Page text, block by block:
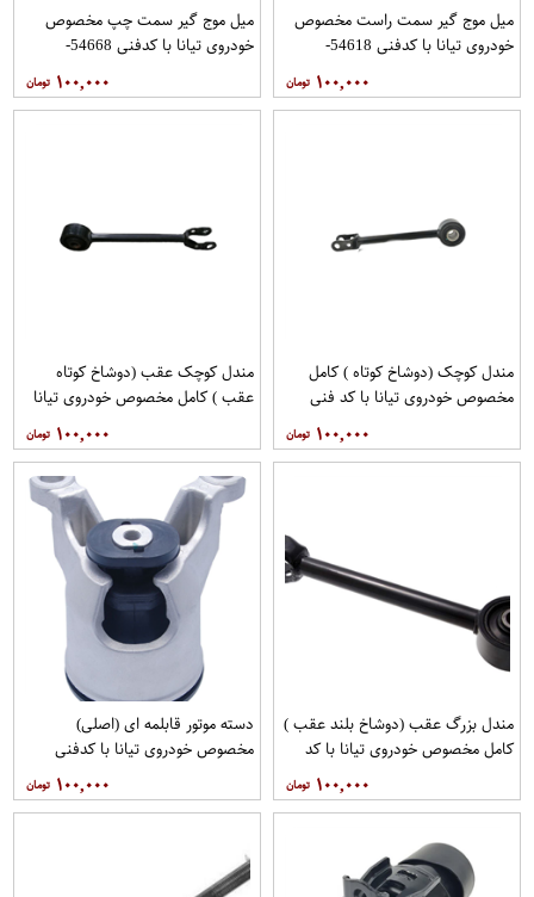
میل موج گیر سمت راست مخصوص
خودروی تیانا با کدفنی 54618-
1AA0E برندنیسان موتور فروشگاه
مگاموتور
۱۰۰,۰۰۰
میل موج گیر سمت چپ مخصوص
خودروی تیانا با کدفنی 54668-
1AA0E برندنیسان موتور فروشگاه
مگاموتور
۱۰۰,۰۰۰
مندل کوچک (دوشاخ کوتاه ) کامل
مخصوص خودروی تیانا با کد فنی
فروشگاه مگاموتور
۱۰۰,۰۰۰
مندل کوچک عقب (دوشاخ کوتاه
عقب ) کامل مخصوص خودروی تیانا
با کد فنی 551AO-JN01Aبرند EEP
فروشگاه مگاموتور
۱۰۰,۰۰۰
مندل بزرگ عقب (دوشاخ بلند عقب )
کامل مخصوص خودروی تیانا با کد
فنی 55110-JN00Aبرند EEP فروشگاه
مگاموتور
۱۰۰,۰۰۰
دسته موتور قابلمه ای (اصلی)
مخصوص خودروی تیانا با کدفنی
فروشگاه مگاموتور
۱۰۰,۰۰۰